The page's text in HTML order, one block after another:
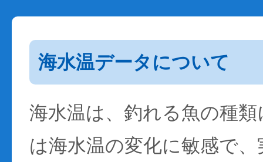
海水温データについて
海水温は、釣れる魚の種
は海水温の変化に敏感で